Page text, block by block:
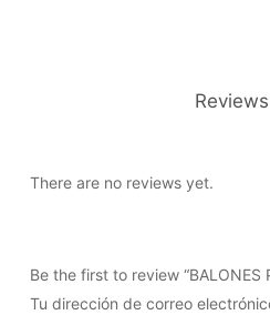
There are no reviews yet.
Be the first to review “BALONES
Tu dirección de correo